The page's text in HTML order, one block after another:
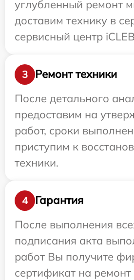
углубленный ремонт
доставим технику в
сервисный центр
3
Ремонт техники
После детального
предоставим на
работ, сроки
приступим к
техники.
4
Гарантия
После выполнения
подписания акта
работ Вы получите
сертификат на ремонт